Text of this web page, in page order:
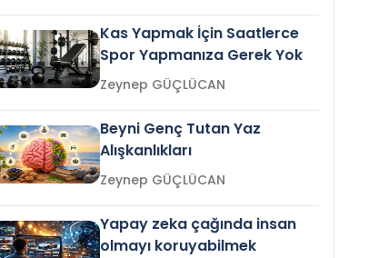
Kas Yapmak İçin Saatlerce
Spor Yapmanıza Gerek Yok
Zeynep GÜÇLÜCAN
Beyni Genç Tutan Yaz
Alışkanlıkları
Zeynep GÜÇLÜCAN
Yapay zeka çağında insan
olmayı koruyabilmek